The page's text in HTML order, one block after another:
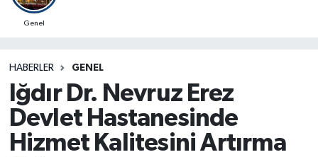
Genel
HABERLER GENEL
Iğdır Dr. Nevruz Erez
Devlet Hastanesinde
Hizmet Kalitesini Artırma
Süper Lig Puan Durumu ve Fikstür
Son Dakika Haberleri
Haber Arşivi